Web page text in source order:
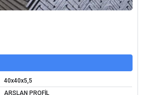
40x40x5,5
ARSLAN PROFİL